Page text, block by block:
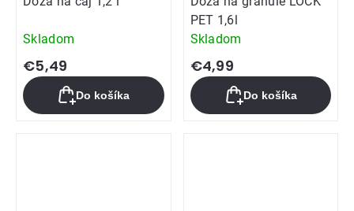
Skladom
€5,49
Do košíka
PET 1,6l
Skladom
€4,99
Do košíka